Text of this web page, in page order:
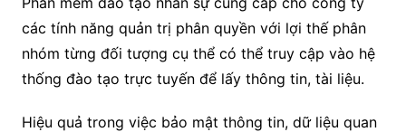
các tính năng quản trị phân quyền với lợi thế phân
nhóm từng đối tượng cụ thể có thể truy cập vào hệ
thống đào tạo trực tuyến để lấy thông tin, tài liệu.
Hiệu quả trong việc bảo mật thông tin, dữ liệu quan